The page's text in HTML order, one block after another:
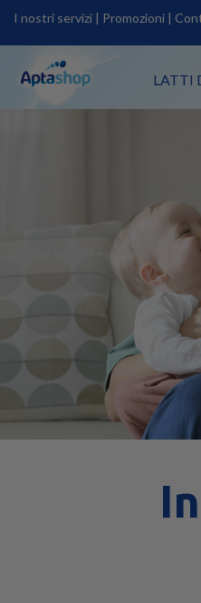
I nostri servizi | Promozioni |
LATTI